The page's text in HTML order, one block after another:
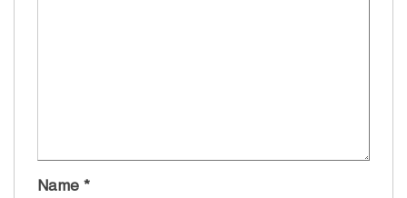
Name *